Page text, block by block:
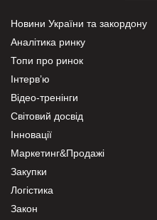
Новини України та закордону
Аналітика ринку
Топи про ринок
Інтерв’ю
Відео-тренінги
Світовий досвід
Інновації
Маркетинг&Продажі
Закупки
Логістика
Закон